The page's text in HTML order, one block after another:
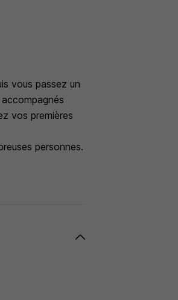
vous passez un
vos premières
personnes.